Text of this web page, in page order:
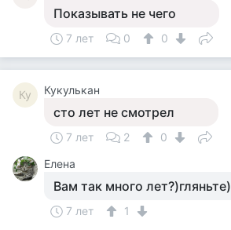
Показывать не чего
7 лет 0 0
Ку Кукулькан
сто лет не смотрел
7 лет 2
0
Елена
Вам так много лет?)гляньте)
7 лет 1